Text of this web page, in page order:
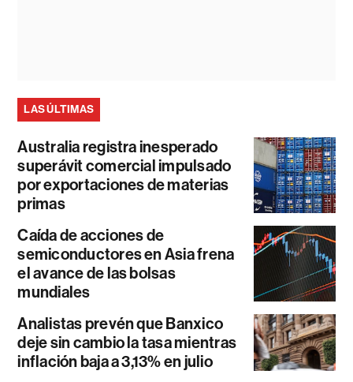
LAS ÚLTIMAS
Australia registra inesperado
superávit comercial impulsado
por exportaciones de materias
primas
Caída de acciones de
semiconductores en Asia frena
el avance de las bolsas
mundiales
Analistas prevén que Banxico
deje sin cambio la tasa mientras
inflación baja a 3,13% en julio